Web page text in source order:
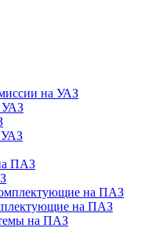
на УАЗ
УАЗ
УАЗ
ПАЗ
на ПАЗ
на ПАЗ
на ПАЗ